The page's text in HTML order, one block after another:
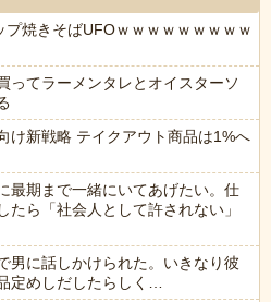
プ焼きそばUFOｗｗｗｗｗｗｗｗｗ
ってラーメンタレとオイスターソ
け新戦略 テイクアウト商品は1%へ
最期まで一緒にいてあげたい。仕
ら「社会人として許されない」
男に話しかけられた。いきなり彼
定めしだしたらしく…